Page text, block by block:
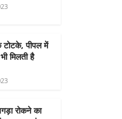
पीपल में
मिलती है
रोकने का